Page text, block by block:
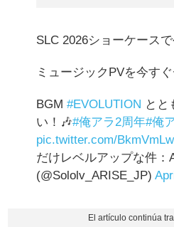
SLC 2026ショーケース
ミュージックPVを今す
BGM#EVOLUTION とと
い！🎶#俺アラ2周年#俺
pic.twitter.com/
だけレベルアップな件：
(@Sololv_ARISE_JP)